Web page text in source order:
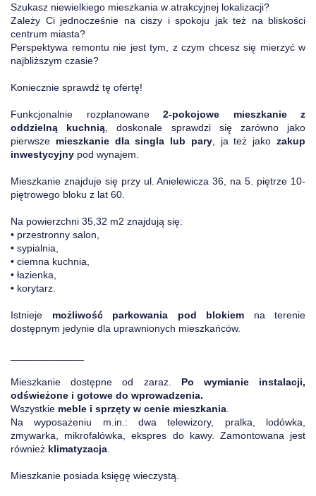
Szukasz niewielkiego mieszkania w atrakcyjnej lokalizacji?
Zależy Ci jednocześnie na ciszy i spokoju jak też na bliskości
centrum miasta?
Perspektywa remontu nie jest tym, z czym chcesz się mierzyć w
najbliższym czasie?
Koniecznie sprawdź tę ofertę!
Funkcjonalnie rozplanowane 2-pokojowe mieszkanie z
oddzielną kuchnią , doskonale sprawdzi się zarówno jako
pierwsze mieszkanie dla singla lub pary, ja też jakozakup
inwestycyjny pod wynajem.
Mieszkanie znajduje się przy ul. Anielewicza 36, na 5. piętrze 10-
piętrowego bloku z lat 60.
Na powierzchni 35,32 m2 znajdują się:
• przestronny salon,
• sypialnia,
• ciemna kuchnia,
• łazienka,
• korytarz.
Istnieje możliwość parkowania pod blokiem na terenie
dostępnym jedynie dla uprawnionych mieszkańców.
Mieszkanie dostępne od zaraz. Po wymianie instalacji,
odświeżone i gotowe do wprowadzenia.
Wszystkie meble i sprzęty w cenie mieszkania
Na wyposażeniu m.in.: dwa telewizory, pralka, lodówka,
zmywarka, mikrofalówka, ekspres do kawy. Zamontowana jest
również klimatyzacja
Mieszkanie posiada księgę wieczystą.